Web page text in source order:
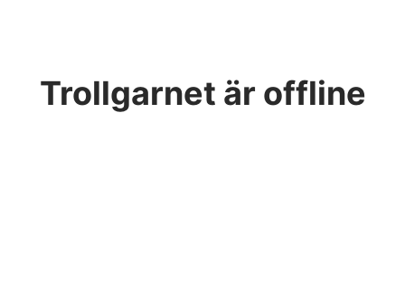
Trollgarnet är offline